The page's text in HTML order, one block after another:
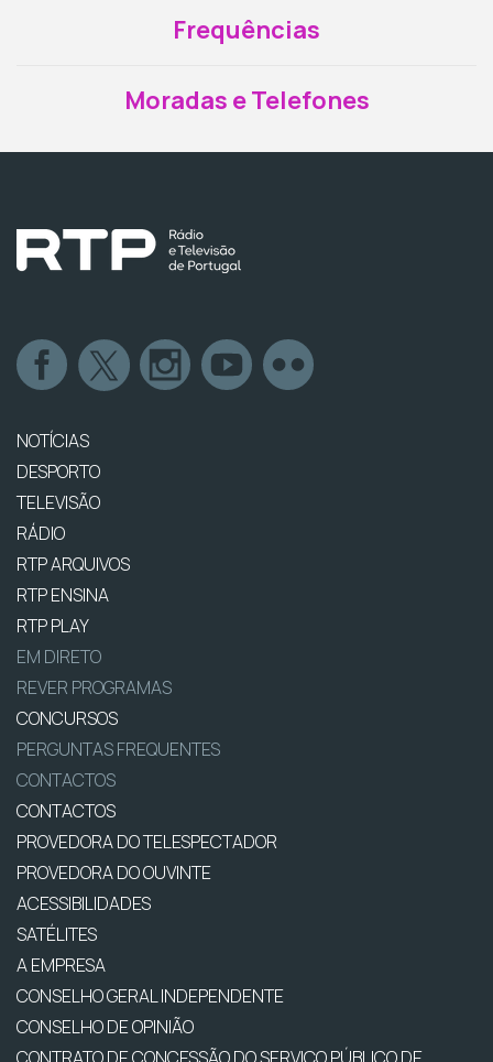
Frequências
Moradas e Telefones
NOTÍCIAS
DESPORTO
TELEVISÃO
RÁDIO
RTP ARQUIVOS
RTP ENSINA
RTP PLAY
EM DIRETO
REVER PROGRAMAS
CONCURSOS
PERGUNTAS FREQUENTES
CONTACTOS
CONTACTOS
PROVEDORA DO TELESPECTADOR
PROVEDORA DO OUVINTE
ACESSIBILIDADES
SATÉLITES
A EMPRESA
CONSELHO GERAL INDEPENDENTE
CONSELHO DE OPINIÃO